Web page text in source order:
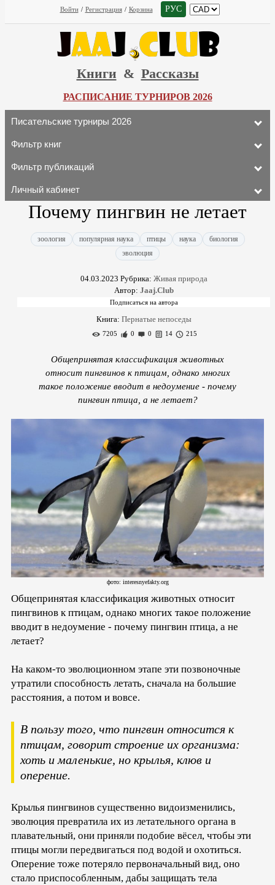
Войти / Регистрация / Корзина РУС
Книги & Рассказы
РАСПИСАНИЕ ТУРНИРОВ 2026
Писательские турниры 2026
Фильтр книг
Фильтр публикаций
Личный кабинет
Почему пингвин не летает
зоология популярная наука птицы наука
биология
эволюция
04.03.2023 Рубрика: Живая природа
Автор: Jaaj.Club
Книга: Пернатые непоседы
7205 0 0 14 215
Общепринятая классификация животных
относит пингвинов к птицам, однако многих
такое положение вводит в недоумение - почему
пингвин птица, а не летает?
фото: interesnyefakty.org
Общепринятая классификация животных относит
пингвинов к птицам, однако многих такое положение
вводит в недоумение - почему пингвин птица, а не
летает?
На каком-то эволюционном этапе эти позвоночные
утратили способность летать, сначала на большие
расстояния, а потом и вовсе.
В пользу того, что пингвин относится к
птицам, говорит строение их организма:
хоть и маленькие, но крылья, клюв и
оперение.
Крылья пингвинов существенно видоизменились,
эволюция превратила их из летательного органа в
плавательный, они приняли подобие вёсел, чтобы эти
птицы могли передвигаться под водой и охотиться.
Оперение тоже потеряло первоначальный вид, оно
стало приспособленным, дабы защищать тела